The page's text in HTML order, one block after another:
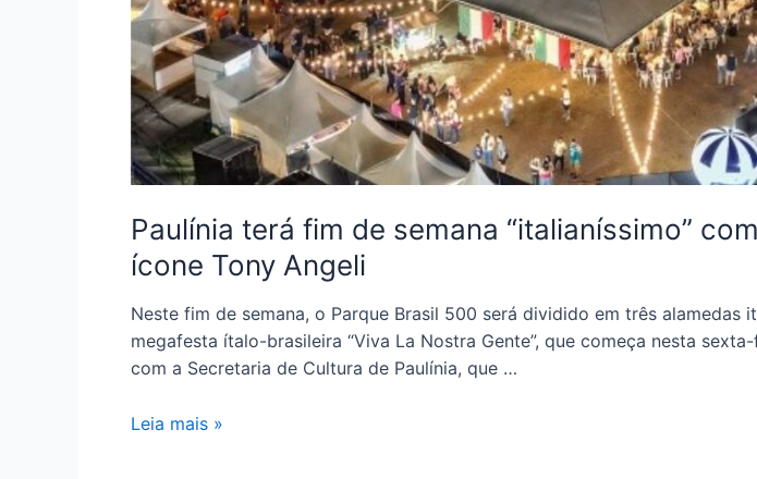
Paulínia terá fim de semana “italianíssimo”
ícone Tony Angeli
Neste fim de semana, o Parque Brasil 500 será dividido em três
megafesta ítalo-brasileira “Viva La Nostra Gente”, que começa nesta
com a Secretaria de Cultura de Paulínia, que …
Leia mais »